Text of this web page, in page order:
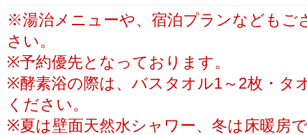
※湯治メニューや、宿泊プランなどもご
さい。
※予約優先となっております。
※酵素浴の際は、バスタオル1～2枚・タ
ください。
※夏は壁面天然水シャワー、冬は床暖房